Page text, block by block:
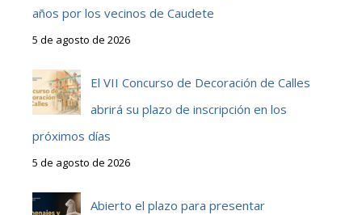
años por los vecinos de Caudete
5 de agosto de 2026
El VII Concurso de Decoración de Calles
abrirá su plazo de inscripción en los
próximos días
5 de agosto de 2026
Abierto el plazo para presentar